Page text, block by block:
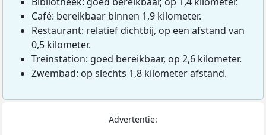
Café: bereikbaar binnen 1,9 kilometer.
Restaurant: relatief dichtbij, op een afstand van
0,5 kilometer.
Treinstation: goed bereikbaar, op 2,6 kilometer.
Zwembad: op slechts 1,8 kilometer afstand.
Advertentie: